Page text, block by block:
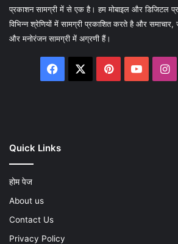
प्रकाशन सामग्री में से एक है। हम मोबाइल और डिजिटल
विभिन्न श्रेणियों में सामग्री प्रकाशित करते है और समाचार,
और मनोरंजन सामग्री में अग्रणी हैं।
Facebook Pinterest
Quick Links
होम पेज
About us
Contact Us
Privacy Policy